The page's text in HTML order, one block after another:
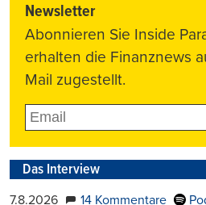
Newsletter
Abonnieren Sie Inside
erhalten die Finanznews
Mail zugestellt.
Das Interview
7.8.2026 14 Kommentare